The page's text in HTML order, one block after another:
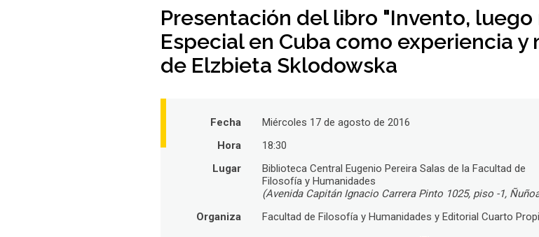
Presentación del libro "Invento, luego
Especial en Cuba como experiencia y
de Elzbieta Sklodowska
Fecha
Miércoles 17 de agosto de 2016
Hora
18:30
Lugar
Biblioteca Central Eugenio Pereira Salas de la Facultad de
Filosofía y Humanidades
(Avenida Capitán Ignacio Carrera Pinto 1025, piso -1,
Organiza
Facultad de Filosofía y Humanidades y Editorial Cuarto